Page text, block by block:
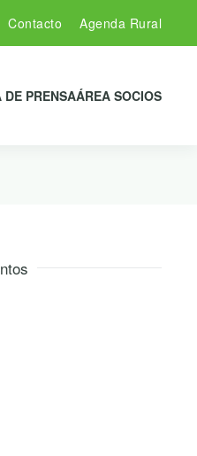
Contacto Agenda Rural
DE PRENSAÁREA SOCIOS